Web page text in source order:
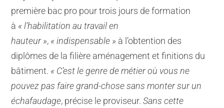
première bac pro pour trois jours de formation
à « l’habilitation au travail en
hauteur », « indispensable » à l’obtention des
diplômes de la filière aménagement et finitions du
bâtiment. « C’est le genre de métier où vous ne
pouvez pas faire grand-chose sans monter sur un
échafaudage, précise le proviseur.Sans cette